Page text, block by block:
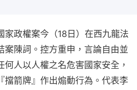
家政權案今（18日）在西九龍法
案陳詞。控方重申，言論自由並
何人以人權之名危害國家安全，
擋箭牌』作出煽動行為。代表李